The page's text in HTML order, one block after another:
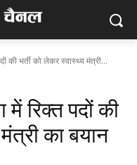
की भर्ती को लेकर स्वास्थ्य मंत्री...
में रिक्त पदों की
का बयान